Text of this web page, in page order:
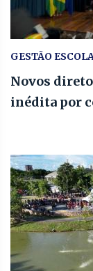
GESTÃO
Novos
inédita por